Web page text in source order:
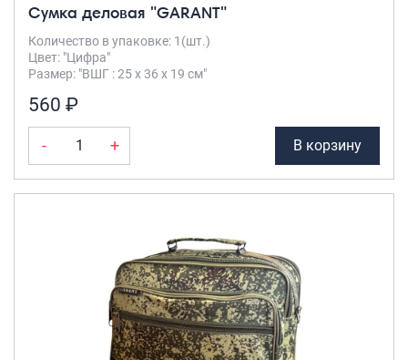
Сумка деловая "GARANT"
Количество в упаковке: 1(шт.)
Цвет: "Цифра"
Размер: "ВШГ : 25 х 36 х 19 см"
560 ₽
- + В корзину